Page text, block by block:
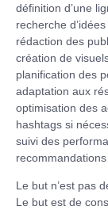
définition d’une
recherche
rédaction des
création de
planification des
adaptation aux
optimisation des
hashtags si
suivi des
recommandations
Le but n’est pas
Le but est de